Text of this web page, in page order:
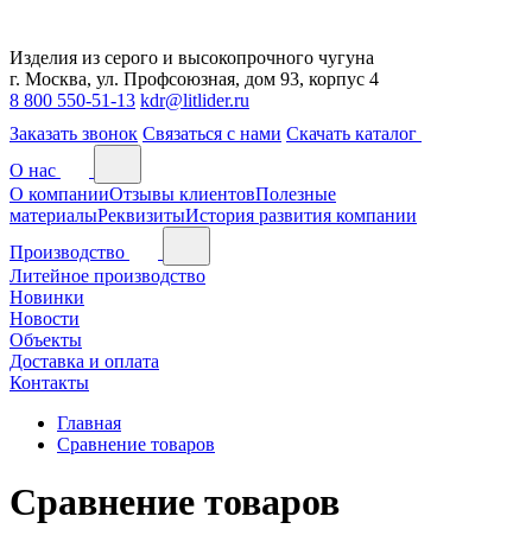
Изделия из серого и высокопрочного чугуна
г. Москва, ул. Профсоюзная, дом 93, корпус 4
8 800 550-51-13 kdr@litlider.ru
Заказать звонок Связаться с нами Скачать каталог
О нас
О компанииОтзывы клиентовПолезные
материалыРеквизитыИстория развития компании
Производство
Литейное производство
Новинки
Новости
Объекты
Доставка и оплата
Контакты
Главная
Сравнение товаров
Сравнение товаров